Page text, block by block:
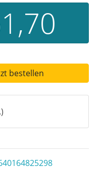
bestellen